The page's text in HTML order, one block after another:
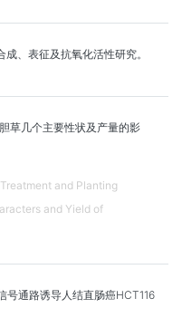
、表征及抗氧化活性研究。
草几个主要性状及产量的影
and Planting
and Yield of
号通路诱导人结直肠癌HCT116